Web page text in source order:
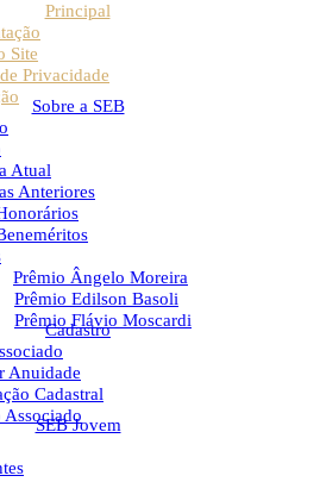
Principal
Site
Privacidade
Sobre a SEB
Atual
Anteriores
Prêmio Ângelo Moreira
Prêmio Edilson Basoli
Prêmio Flávio Moscardi
Cadastro
Anuidade
Cadastral
Associado
SEB Jovem